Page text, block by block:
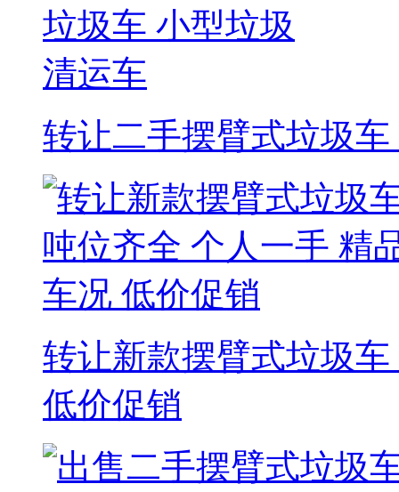
转让二手摆臂式垃圾
转让新款摆臂式垃圾
低价促销